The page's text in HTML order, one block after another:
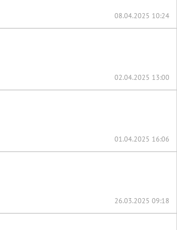
08.04.2025 10:24
02.04.2025 13:00
01.04.2025 16:06
26.03.2025 09:18